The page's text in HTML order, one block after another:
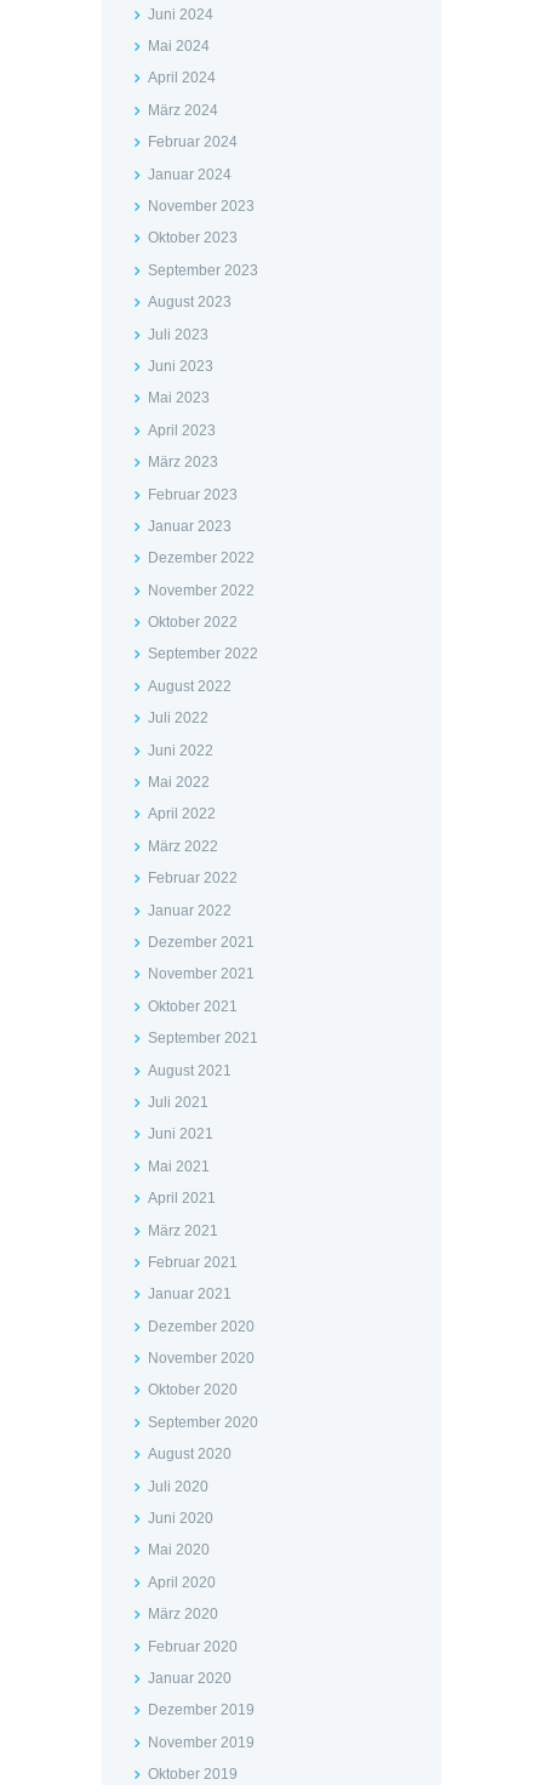
Juni 2024
Mai 2024
April 2024
März 2024
Februar 2024
Januar 2024
November 2023
Oktober 2023
September 2023
August 2023
Juli 2023
Juni 2023
Mai 2023
April 2023
März 2023
Februar 2023
Januar 2023
Dezember 2022
November 2022
Oktober 2022
September 2022
August 2022
Juli 2022
Juni 2022
Mai 2022
April 2022
März 2022
Februar 2022
Januar 2022
Dezember 2021
November 2021
Oktober 2021
September 2021
August 2021
Juli 2021
Juni 2021
Mai 2021
April 2021
März 2021
Februar 2021
Januar 2021
Dezember 2020
November 2020
Oktober 2020
September 2020
August 2020
Juli 2020
Juni 2020
Mai 2020
April 2020
März 2020
Februar 2020
Januar 2020
Dezember 2019
November 2019
Oktober 2019